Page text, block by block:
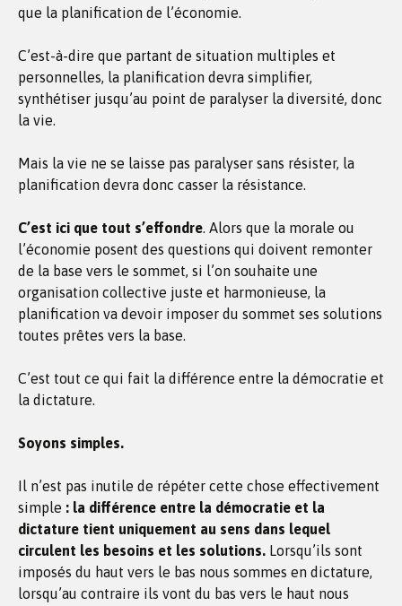
que la planification de l’économie.
C’est-à-dire que partant de situation multiples et
personnelles, la planification devra simplifier,
synthétiser jusqu’au point de paralyser la diversité, donc
la vie.
Mais la vie ne se laisse pas paralyser sans résister, la
planification devra donc casser la résistance.
C’est ici que tout s’effondre. Alors que la morale ou
l’économie posent des questions qui doivent remonter
de la base vers le sommet, si l’on souhaite une
organisation collective juste et harmonieuse, la
planification va devoir imposer du sommet ses solutions
toutes prêtes vers la base.
C’est tout ce qui fait la différence entre la démocratie et
la dictature.
Soyons simples.
Il n’est pas inutile de répéter cette chose effectivement
simple : la différence entre la démocratie et la
dictature tient uniquement au sens dans lequel
circulent les besoins et les solutions. Lorsqu’ils sont
imposés du haut vers le bas nous sommes en dictature,
lorsqu’au contraire ils vont du bas vers le haut nous